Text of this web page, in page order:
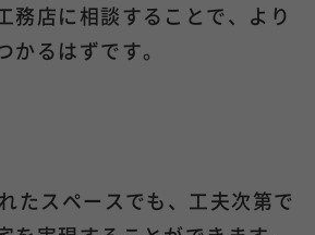
務店に相談することで、より
かるはずです。
たスペースでも、工夫次第で